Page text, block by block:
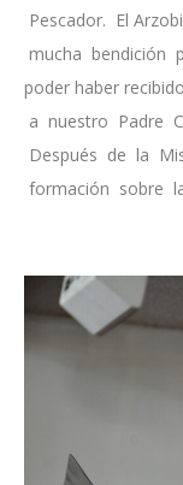
Pescador. El
mucha bendición
poder haber
a nuestro Padre
Después de la
formación sobre